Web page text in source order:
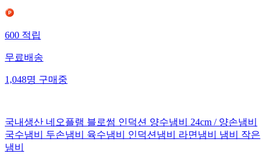
600적립
무료배송
1,048명구매중
국내생산 네오플램 블로썸 인덕션 양수냄비 24cm / 양손냄비
국수냄비 두손냄비 육수냄비 인덕션냄비 라면냄비 냄비 작은
냄비